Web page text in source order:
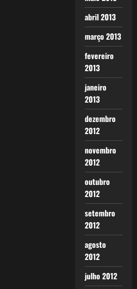
abril 2013
março 2013
fevereiro
2013
janeiro
2013
dezembro
2012
novembro
2012
outubro
2012
setembro
2012
agosto
2012
julho 2012